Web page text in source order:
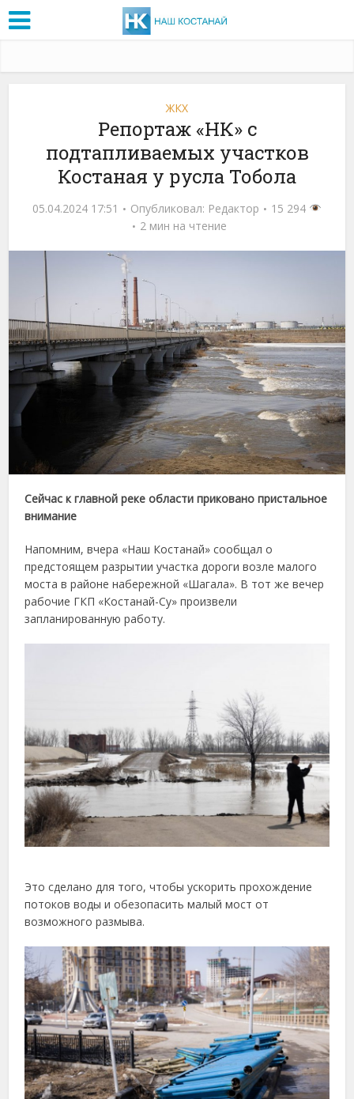
ЖКХ
Репортаж «НК» с
подтапливаемых участков
Костаная у русла Тобола
05.04.2024 17:51 Опубликовал: Редактор
15 294
2 мин на чтение
Сейчас к главной реке области приковано пристальное
внимание
Напомним, вчера «Наш Костанай» сообщал о
предстоящем разрытии участка дороги возле малого
моста в районе набережной «Шагала». В тот же вечер
рабочие ГКП «Костанай-Су» произвели
запланированную работу.
Это сделано для того, чтобы ускорить прохождение
потоков воды и обезопасить малый мост от
возможного размыва.